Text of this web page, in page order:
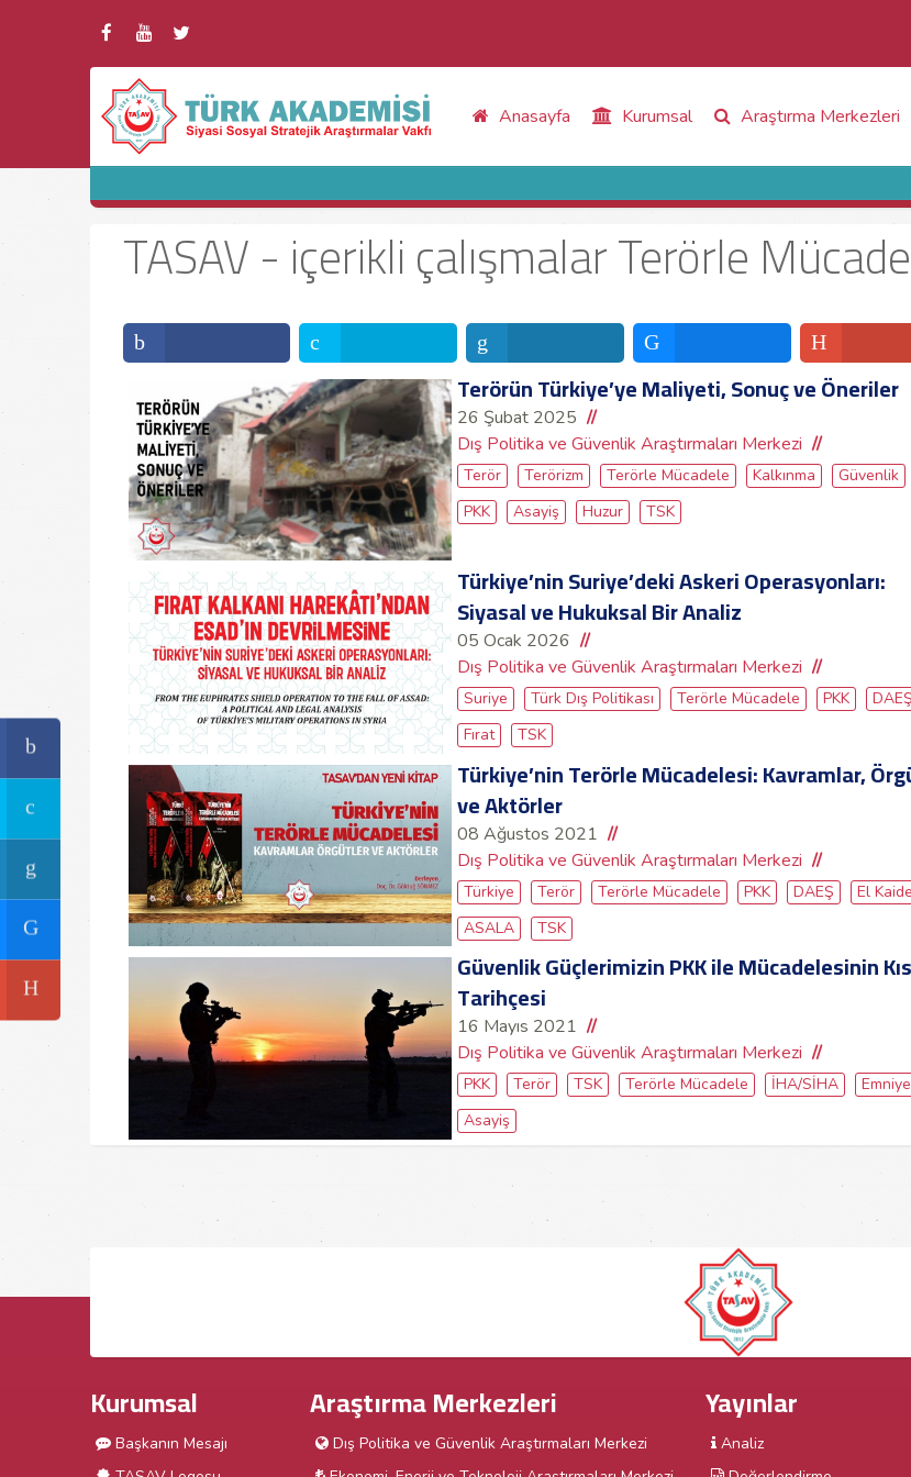
Anasayfa Kurumsal Araştırma Merkezleri
TASAV - içerikli çalışmalar Terörle
Terörün Türkiye’ye Maliyeti, Sonuç ve Öneriler
26 Şubat 2025
Dış Politika ve Güvenlik Araştırmaları Merkezi
Terör Terörizm Terörle Mücadele Kalkınma
Güvenlik
PKK
Asayiş Huzur TSK
Türkiye’nin Suriye’deki Askeri Operasyonları:
Siyasal ve Hukuksal Bir Analiz
05 Ocak 2026
Dış Politika ve Güvenlik Araştırmaları Merkezi
Suriye Türk Dış Politikası Terörle Mücadele PKK
DAEŞ
Fırat
TSK
Türkiye’nin Terörle Mücadelesi: Kavramlar,
ve Aktörler
08 Ağustos 2021
Dış Politika ve Güvenlik Araştırmaları Merkezi
Türkiye Terör Terörle Mücadele PKK DAEŞ
El Kaide
ASALA
TSK
Güvenlik Güçlerimizin PKK ile Mücadelesinin
Tarihçesi
16 Mayıs 2021
Dış Politika ve Güvenlik Araştırmaları Merkezi
PKK Terör TSK Terörle Mücadele İHA/SİHA
Asayiş
Kurumsal
Başkanın Mesajı
Araştırma Merkezleri
Dış Politika ve Güvenlik Araştırmaları Merkezi
Yayınlar
Analiz